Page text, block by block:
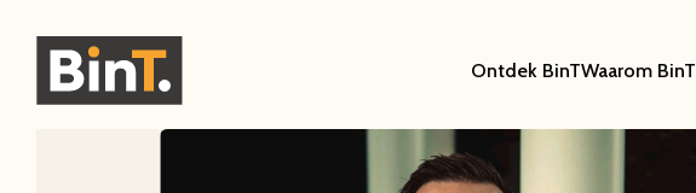
Ontdek BinTWaarom BinT